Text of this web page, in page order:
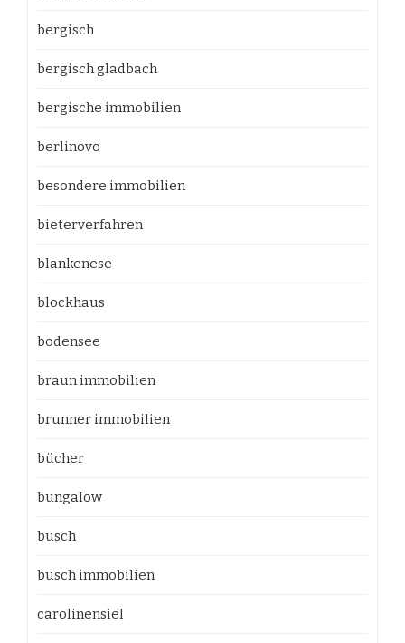
bergisch
bergisch gladbach
bergische immobilien
berlinovo
besondere immobilien
bieterverfahren
blankenese
blockhaus
bodensee
braun immobilien
brunner immobilien
bücher
bungalow
busch
busch immobilien
carolinensiel